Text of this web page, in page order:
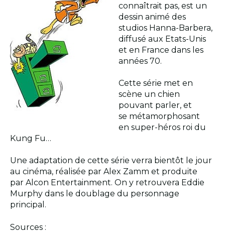
connaîtrait pas, est un
dessin animé des
studios Hanna-Barbera,
diffusé aux Etats-Unis
et en France dans les
années 70.
Cette série met en
scène un chien
pouvant parler, et
se métamorphosant
en super-héros roi du
Kung Fu…
Une adaptation de cette série verra bientôt le jour
au cinéma, réalisée par Alex Zamm et produite
par Alcon Entertainment. On y retrouvera Eddie
Murphy dans le doublage du personnage
principal.
Sources :